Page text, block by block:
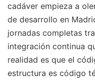
cadáver empieza a
de desarrollo en
jornadas completas
integración continua
realidad es que el
estructura es código